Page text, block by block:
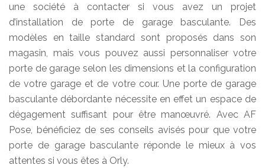
une société à contacter si vous avez un projet
d’installation de porte de garage basculante. Des
modèles en taille standard sont proposés dans son
magasin, mais vous pouvez aussi personnaliser votre
porte de garage selon les dimensions et la configuration
de votre garage et de votre cour. Une porte de garage
basculante débordante nécessite en effet un espace de
dégagement suffisant pour être manœuvré. Avec AF
Pose, bénéficiez de ses conseils avisés pour que votre
porte de garage basculante réponde le mieux à vos
attentes si vous êtes à Orly.